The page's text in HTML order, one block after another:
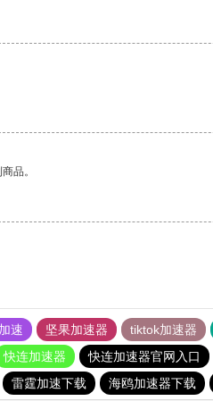
品。
速 坚果加速器 tiktok加速器
快连加速器 快连加速器官网入口
雷霆加速下载 海鸥加速器下载